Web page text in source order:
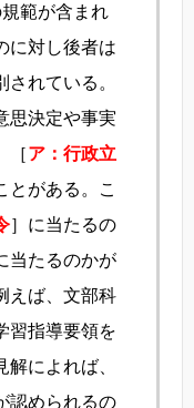
範が含まれ
に対し後者は
れている。
思決定や事実
［ア：行政立
とがある。こ
］に当たるの
当たるのかが
えば、文部科
習指導要領を
解によれば、
認められるの